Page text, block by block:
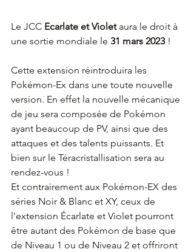
Le JCC Ecarlate et Violet aura le droit à
une sortie mondiale le 31 mars 2023 !
Cette extension réintroduira les
Pokémon-Ex dans une toute nouvelle
version. En effet la nouvelle mécanique
de jeu sera composée de Pokémon
ayant beaucoup de PV, ainsi que des
attaques et des talents puissants. Et
bien sur le Téracristallisation sera au
rendez-vous !
Et contrairement aux Pokémon-EX des
séries Noir & Blanc et XY, ceux de
l'extension Écarlate et Violet pourront
être autant des Pokémon de base que
de Niveau 1 ou de Niveau 2 et offriront